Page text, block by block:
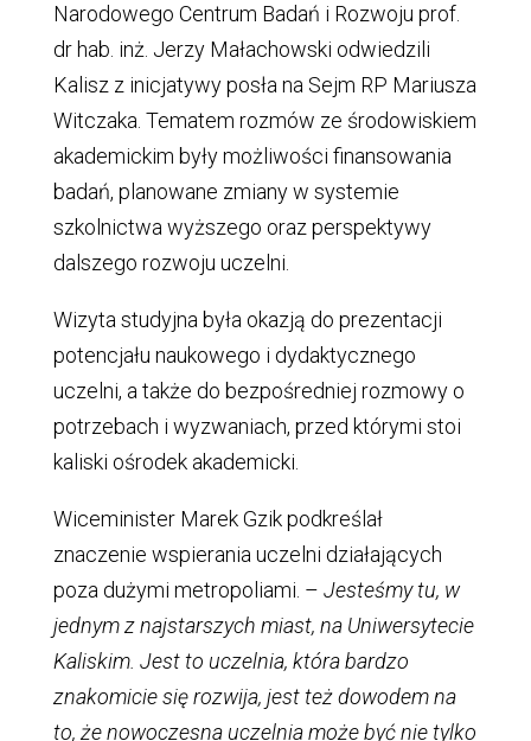
Narodowego Centrum Badań i Rozwoju prof.
dr hab. inż. Jerzy Małachowski odwiedzili
Kalisz z inicjatywy posła na Sejm RP Mariusza
Witczaka. Tematem rozmów ze środowiskiem
akademickim były możliwości finansowania
badań, planowane zmiany w systemie
szkolnictwa wyższego oraz perspektywy
dalszego rozwoju uczelni.
Wizyta studyjna była okazją do prezentacji
potencjału naukowego i dydaktycznego
uczelni, a także do bezpośredniej rozmowy o
potrzebach i wyzwaniach, przed którymi stoi
kaliski ośrodek akademicki.
Wiceminister Marek Gzik podkreślał
znaczenie wspierania uczelni działających
poza dużymi metropoliami. – Jesteśmy tu, w
jednym z najstarszych miast, na Uniwersytecie
Kaliskim. Jest to uczelnia, która bardzo
znakomicie się rozwija, jest też dowodem na
to, że nowoczesna uczelnia może być nie tylko